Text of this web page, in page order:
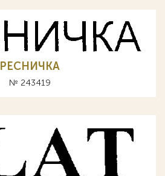
РЕСНИЧКА
№ 243419